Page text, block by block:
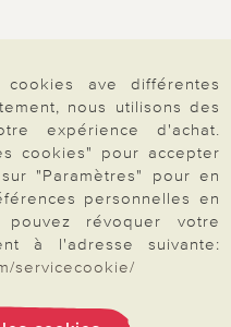
ave différentes
nous utilisons des
expérience d'achat.
cookies" pour accepter
"Paramètres" pour en
personnelles en
révoquer votre
à l'adresse suivante:
servicecookie/